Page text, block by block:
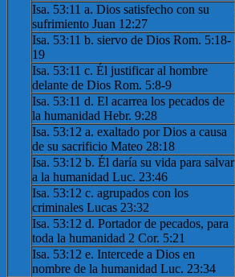
Isa. 53:11 a. Dios satisfecho con su
sufrimiento Juan 12:27
Isa. 53:11 b. siervo de Dios Rom. 5:18-
19
Isa. 53:11 c. Él justificar al hombre
delante de Dios Rom. 5:8-9
Isa. 53:11 d. El acarrea los pecados de
la humanidad Hebr. 9:28
Isa. 53:12 a. exaltado por Dios a causa
de su sacrificio Mateo 28:18
Isa. 53:12 b. Él daría su vida para salvar
a la humanidad Luc. 23:46
Isa. 53:12 c. agrupados con los
criminales Lucas 23:32
Isa. 53:12 d. Portador de pecados, para
toda la humanidad 2 Cor. 5:21
Isa. 53:12 e. Intercede a Dios en
nombre de la humanidad Luc. 23:34